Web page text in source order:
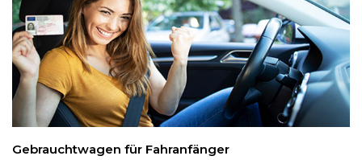
Gebrauchtwagen für Fahranfänger